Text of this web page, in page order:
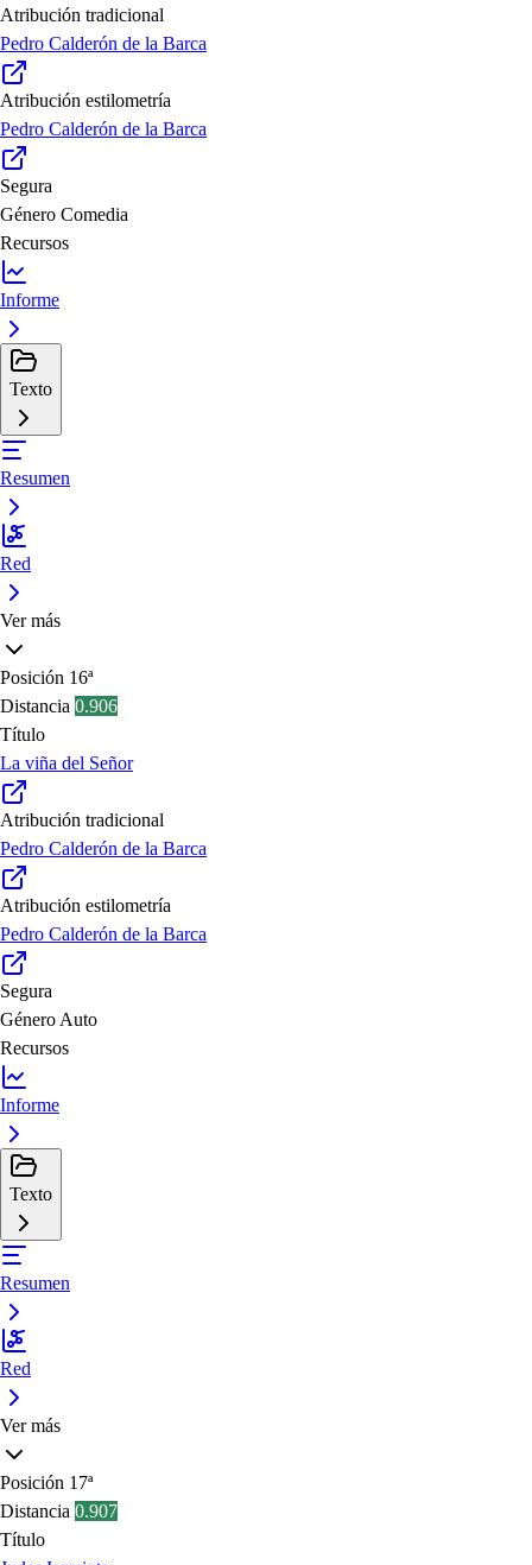
Atribución tradicional
Pedro Calderón de la Barca
Atribución estilometría
Pedro Calderón de la Barca
Segura
Género Comedia
Recursos
Informe
Texto
Resumen
Red
Ver más
Posición 16ª
Distancia 0.906
Título
La viña del Señor
Atribución tradicional
Pedro Calderón de la Barca
Atribución estilometría
Pedro Calderón de la Barca
Segura
Género Auto
Recursos
Informe
Texto
Resumen
Red
Ver más
Posición 17ª
Distancia 0.907
Título